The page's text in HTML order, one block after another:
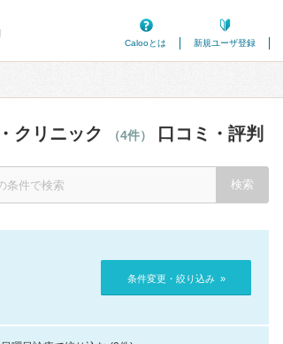
Calooとは
新規ユーザ登録
クリニック （4件） 口コミ・評判
条件変更・絞り込み »